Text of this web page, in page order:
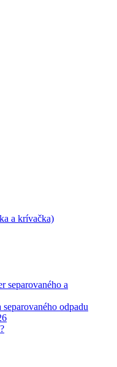
a krívačka)
separovaného a
odpadu